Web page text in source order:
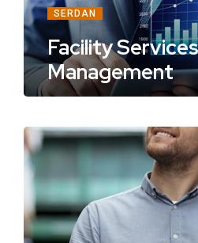
SERDAN
Facility Services
Management